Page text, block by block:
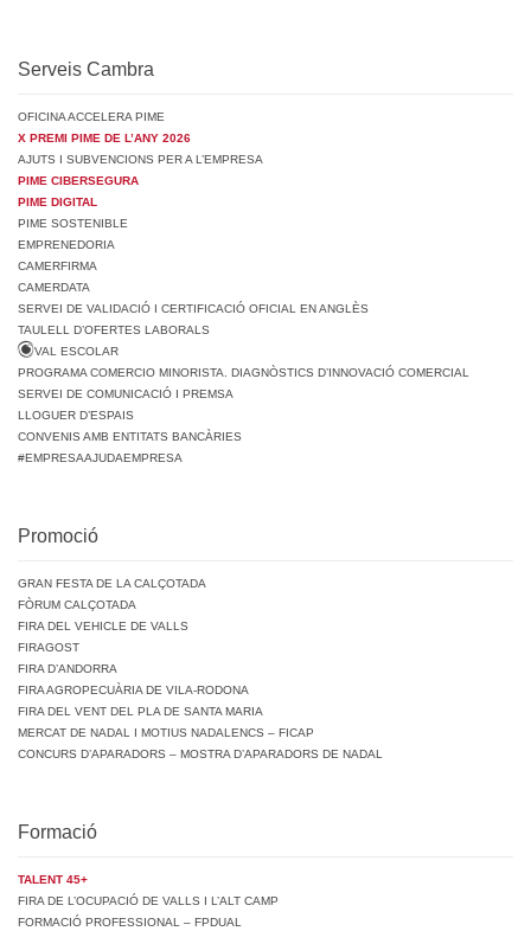
Serveis Cambra
OFICINA ACCELERA PIME
X PREMI PIME DE L’ANY 2026
AJUTS I SUBVENCIONS PER A L’EMPRESA
PIME CIBERSEGURA
PIME DIGITAL
PIME SOSTENIBLE
EMPRENEDORIA
CAMERFIRMA
CAMERDATA
SERVEI DE VALIDACIÓ I CERTIFICACIÓ OFICIAL EN ANGLÈS
TAULELL D’OFERTES LABORALS
VAL ESCOLAR
PROGRAMA COMERCIO MINORISTA. DIAGNÒSTICS D’INNOVACIÓ COMERCIAL
SERVEI DE COMUNICACIÓ I PREMSA
LLOGUER D’ESPAIS
CONVENIS AMB ENTITATS BANCÀRIES
#EMPRESAAJUDAEMPRESA
Promoció
GRAN FESTA DE LA CALÇOTADA
FÒRUM CALÇOTADA
FIRA DEL VEHICLE DE VALLS
FIRAGOST
FIRA D’ANDORRA
FIRA AGROPECUÀRIA DE VILA-RODONA
FIRA DEL VENT DEL PLA DE SANTA MARIA
MERCAT DE NADAL I MOTIUS NADALENCS – FICAP
CONCURS D’APARADORS – MOSTRA D’APARADORS DE NADAL
Formació
TALENT 45+
FIRA DE L’OCUPACIÓ DE VALLS I L’ALT CAMP
FORMACIÓ PROFESSIONAL – FPDUAL